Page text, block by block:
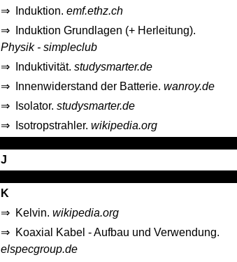
⇒
Induktion. emf.ethz.ch
⇒
Induktion Grundlagen (+ Herleitung).
Physik - simpleclub
⇒
Induktivität. studysmarter.de
⇒
Innenwiderstand der Batterie. wanroy.de
⇒
Isolator. studysmarter.de
⇒
Isotropstrahler. wikipedia.org
J
K
⇒ Kelvin. wikipedia.org
⇒ Koaxial Kabel - Aufbau und Verwendung.
elspecgroup.de